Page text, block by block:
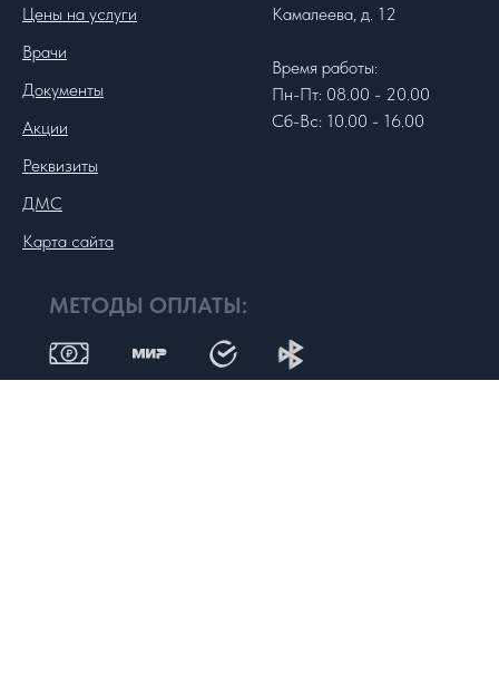
Цены на услуги
Врачи
Документы
Акции
Реквизиты
ДМС
Карта сайта
Камалеева, д. 12
Время работы:
Пн-Пт: 08.00 - 20.00
Сб-Вс: 10.00 - 16.00
МЕТОДЫ ОПЛАТЫ: